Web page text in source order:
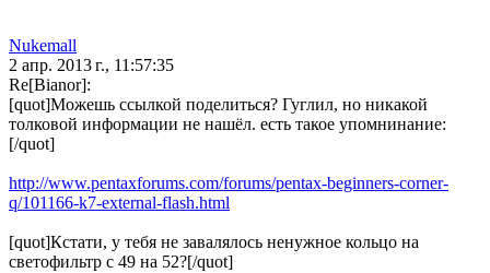
Nukemall
2 апр. 2013 г., 11:57:35
Re[Bianor]:
[quot]Можешь ссылкой поделиться? Гуглил, но никакой
толковой информации не нашёл. есть такое упомнинание:
[/quot]
http://www.pentaxforums.com/forums/pentax-beginners-corner-
q/101166-k7-external-flash.html
[quot]Кстати, у тебя не завалялось ненужное кольцо на
светофильтр с 49 на 52?[/quot]